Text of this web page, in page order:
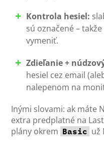
Kontrola hesiel:
sú označené –
vymeniť.
Zdieľanie +
hesiel cez email
nalepenom na
Inými slovami: ak máte
extra predplatné na
plány okrem Basic už